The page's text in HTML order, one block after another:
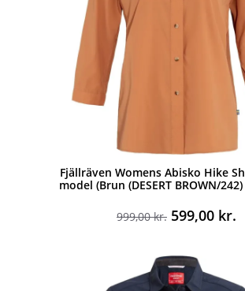
Fjällräven Womens Abisko Hike
model (Brun (DESERT BROWN/
999,00kr. Den
var:
999,00 kr..
599,00 kr.